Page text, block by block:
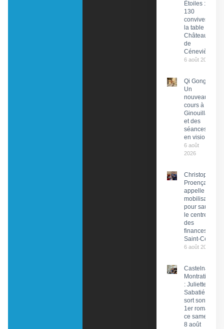
Étoiles :
130
convives à
la table du
Château
de
Cénevières
6 août 2026
Qi Gong :
Un
nouveau
cours à
Ginouillac
et des
séances
en visio
6 août
2026
Christophe
Proença
appelle à la
mobilisation
pour sauver
le centre
des
finances de
Saint-Céré
6 août 2026
Castelnau-
Montratier
: Juliette
Sabatié
sort son
1er roman
ce samedi
8 août